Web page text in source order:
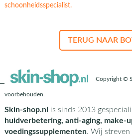
schoonheidsspecialist.
TERUG NAAR
Copyright ©
voorbehouden.
Skin-shop.nl is sinds 2013
huidverbetering, anti-aging, make-
voedingssupplementen. Wij streven